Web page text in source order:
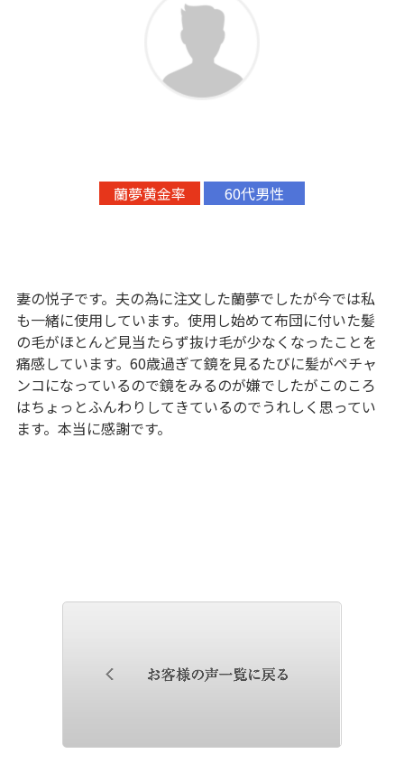
蘭夢黄金率 60代男性
妻の悦子です。夫の為に注文した蘭夢でしたが今では私
も一緒に使用しています。使用し始めて布団に付いた髪
の毛がほとんど見当たらず抜け毛が少なくなったことを
痛感しています。60歳過ぎて鏡を見るたびに髪がペチャ
ンコになっているので鏡をみるのが嫌でしたがこのころ
はちょっとふんわりしてきているのでうれしく思ってい
ます。本当に感謝です。